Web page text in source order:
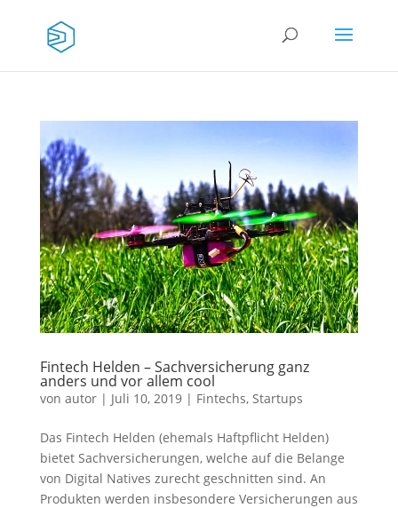
Fintech Helden – Sachversicherung ganz
anders und vor allem cool
von autor| Juli 10, 2019| Fintechs, Startups
Das Fintech Helden (ehemals Haftpflicht Helden)
bietet Sachversicherungen, welche auf die Belange
von Digital Natives zurecht geschnitten sind. An
Produkten werden insbesondere Versicherungen aus